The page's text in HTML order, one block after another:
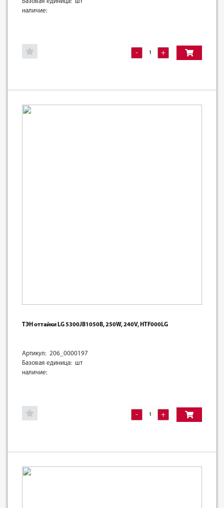
наличие:
- +
ТЭН оттайки LG 5300JB1050B, 250W, 240V, HTF000LG
Артикул: 206_0000197
Базовая единица: шт
наличие:
- +